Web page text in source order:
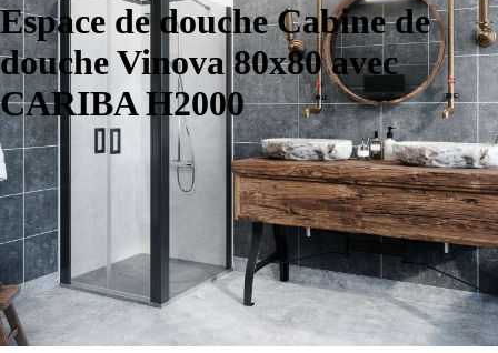
Espace de douche Cabine de
douche Vinova 80x80 avec
CARIBA H2000